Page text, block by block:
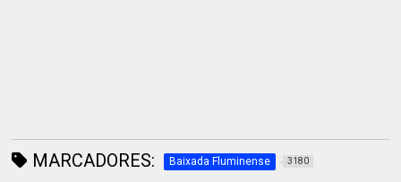
MARCADORES: Baixada Fluminense 3180